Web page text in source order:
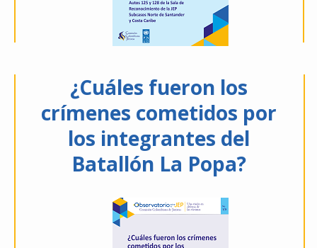
¿Cuáles fueron los
crímenes cometidos por
los integrantes del
Batallón La Popa?